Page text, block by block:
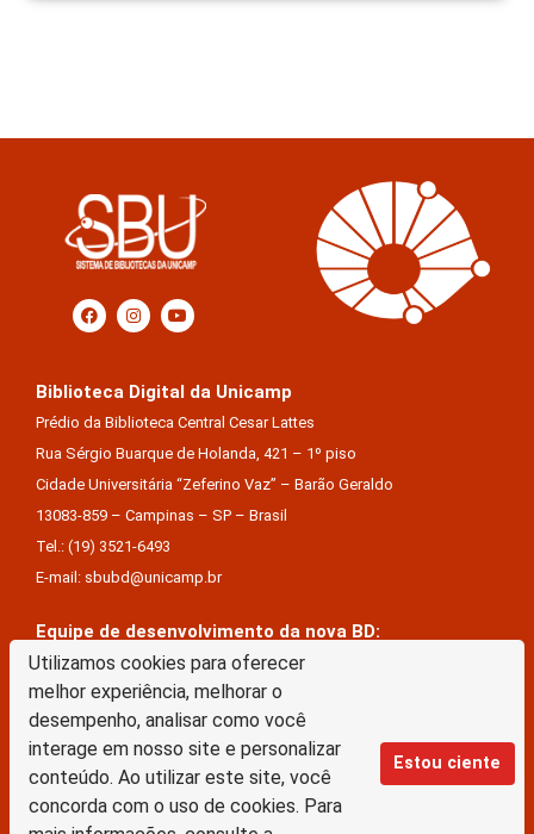
Utilizamos cookies para oferecer
melhor experiência, melhorar o
desempenho, analisar como você
interage em nosso site e personalizar
conteúdo. Ao utilizar este site, você
concorda com o uso de cookies. Para
Estou ciente
Biblioteca Digital da Unicamp
Prédio da Biblioteca Central Cesar Lattes
Rua Sérgio Buarque de Holanda, 421 – 1º piso
Cidade Universitária “Zeferino Vaz” – Barão Geraldo
13083-859 – Campinas – SP – Brasil
Tel.: (19) 3521-6493
E-mail: sbubd@unicamp.br
Equipe de desenvolvimento da nova BD:
Keite Aparecida Duarte
Márcio Vinícius De Jesus Almeida
Saul Victor De Castro E Silva
A Biblioteca Digital da Unicamp está licenciado com uma Licença Creative Commons –
Atribuição Sem Derivações 4.0 Internacional